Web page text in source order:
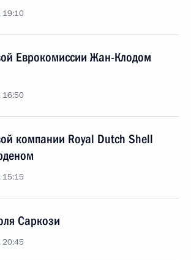
19:10
Еврокомиссии Жан-Клодом
16:50
компании Royal Dutch Shell
15:15
Саркози
20:45